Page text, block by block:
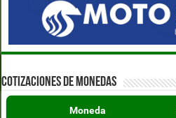
COTIZACIONES DE MONEDAS
Moneda